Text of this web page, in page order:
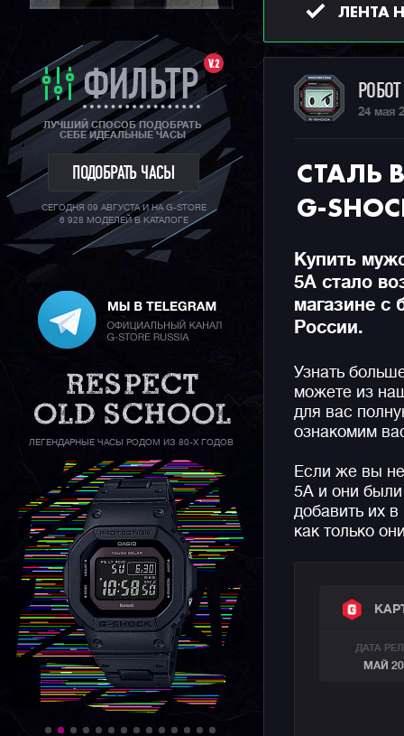
V.2
ФИЛЬТР
ЛУЧШИЙ СПОСОБ ПОДОБРАТЬ
СЕБЕ ИДЕАЛЬНЫЕ ЧАСЫ
ПОДОБРАТЬ ЧАСЫ
СЕГОДНЯ 09 АВГУСТА И НА G-STORE
6 928 МОДЕЛЕЙ В КАТАЛОГЕ
ЛЕГЕНДАРНЫЕ ЧАСЫ РОДОМ ИЗ 80-Х ГОДОВ
ЛЕНТА
24 мая
СТАЛЬ
G-
Купить
5A стало
магазине с
России.
Узнать
можете из
для вас
ознакомим
Если же вы
5A и они
добавить их
как только
ДАТА
МАЙ